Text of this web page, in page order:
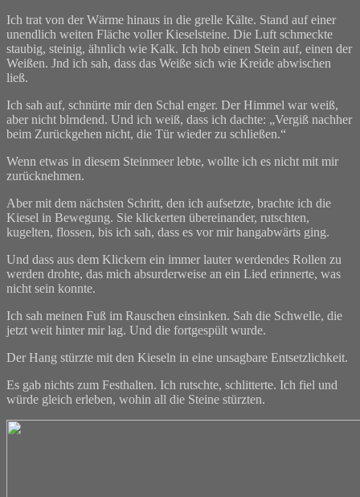
Ich trat von der Wärme hinaus in die grelle Kälte. Stand auf einer
unendlich weiten Fläche voller Kieselsteine. Die Luft schmeckte
staubig, steinig, ähnlich wie Kalk. Ich hob einen Stein auf, einen der
Weißen. Jnd ich sah, dass das Weiße sich wie Kreide abwischen
ließ.
Ich sah auf, schnürte mir den Schal enger. Der Himmel war weiß,
aber nicht blrndend. Und ich weiß, dass ich dachte: „Vergiß nachher
beim Zurückgehen nicht, die Tür wieder zu schließen.“
Wenn etwas in diesem Steinmeer lebte, wollte ich es nicht mit mir
zurücknehmen.
Aber mit dem nächsten Schritt, den ich aufsetzte, brachte ich die
Kiesel in Bewegung. Sie klickerten übereinander, rutschten,
kugelten, flossen, bis ich sah, dass es vor mir hangabwärts ging.
Und dass aus dem Klickern ein immer lauter werdendes Rollen zu
werden drohte, das mich absurderweise an ein Lied erinnerte, was
nicht sein konnte.
Ich sah meinen Fuß im Rauschen einsinken. Sah die Schwelle, die
jetzt weit hinter mir lag. Und die fortgespült wurde.
Der Hang stürzte mit den Kieseln in eine unsagbare Entsetzlichkeit.
Es gab nichts zum Festhalten. Ich rutschte, schlitterte. Ich fiel und
würde gleich erleben, wohin all die Steine stürzten.